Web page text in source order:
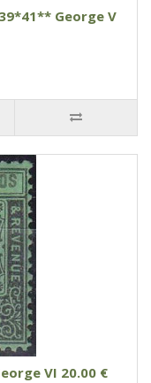
George V
VI 20.00 €